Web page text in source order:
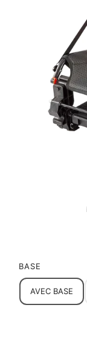
BASE
AVEC BASE